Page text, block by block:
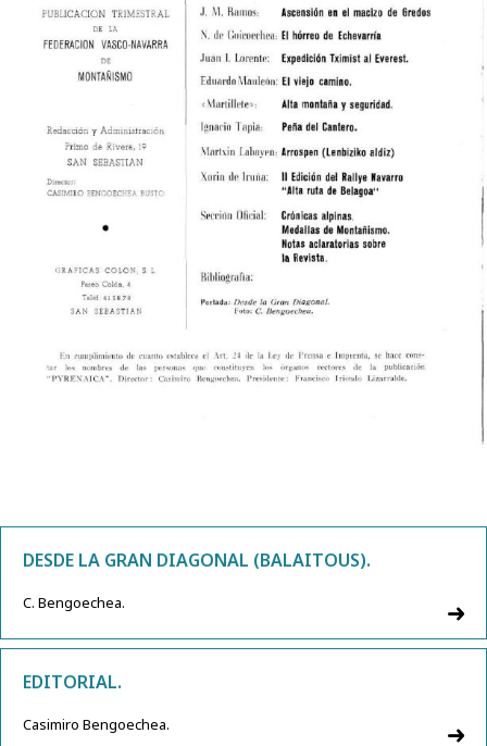
DESDE LA GRAN DIAGONAL (BALAITOUS).
C. Bengoechea.
EDITORIAL.
Casimiro Bengoechea.